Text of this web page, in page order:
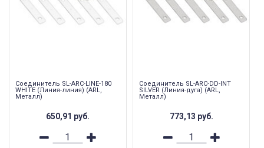
Соединитель SL-ARC-LINE-180
WHITE (Линия-линия) (ARL,
Металл)
650,91 руб.
Соединитель SL-ARC-DD-INT
SILVER (Линия-дуга) (ARL,
Металл)
773,13 руб.